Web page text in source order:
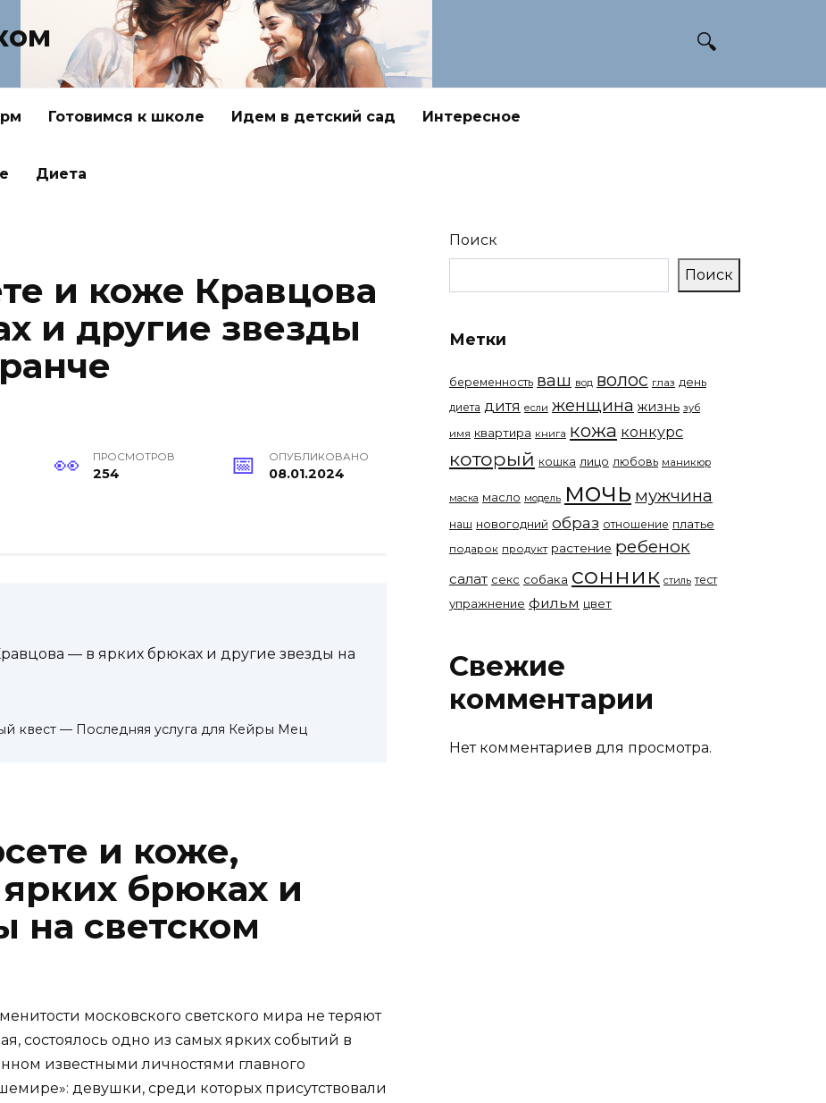
Готовимся к школе Идем в детский сад Интересное
Диета
и коже Кравцова
и другие звезды
ПРОСМОТРОВ
254
ОПУБЛИКОВАНО
08.01.2024
— в ярких брюках и другие звезды на
квест — Последняя услуга для Кейры Мец
и коже,
брюках и
на светском
московского светского мира не теряют
состоялось одно из самых ярких событий в
известными личностями главного
девушки, среди которых присутствовали
Поиск
Поиск
Метки
беременность ваш вод волос глаз день
диета дитя если женщина жизнь зуб
имя квартира книга кожа конкурс
который кошка лицо любовь маникюр
маска масло модель мочь мужчина
наш новогодний образ отношение платье
подарок продукт растение ребенок
салат секс собака сонник стиль тест
упражнение фильм цвет
Свежие
комментарии
Нет комментариев для просмотра.